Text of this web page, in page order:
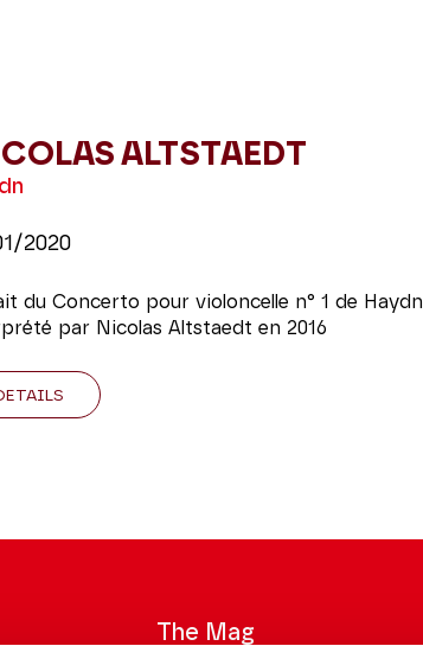
ALTSTAEDT
2020
du Concerto pour violoncelle n° 1 de Haydn
par Nicolas Altstaedt en 2016
The Mag